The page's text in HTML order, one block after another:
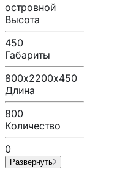
островной
Высота
450
Габариты
800х2200х450
Длина
800
Количество
0
Развернуть